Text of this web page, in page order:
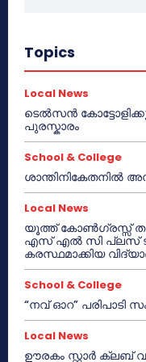
Topics
Local News
ടെൽസൻ
പുരസ്കാരം
School & College
ശാന്തിനികേതനിൽ
Local News
യൂത്ത് കോൺഗ്രസ്സ്
എസ് എൽ സി പ്ലസ് ടു
കരസ്ഥമാക്കിയ
School & College
“നവ് ഓറ” പരിപാടി
Local News
ഊരകം സ്റ്റാർ ക്ലബ്